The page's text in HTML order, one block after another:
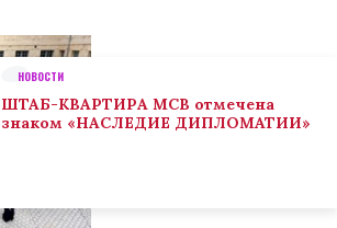
НОВОСТИ
ШТАБ-КВАРТИРА МСВ отмечена
знаком «НАСЛЕДИЕ ДИПЛОМАТИИ»